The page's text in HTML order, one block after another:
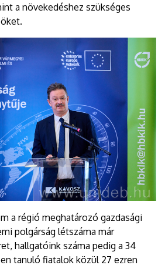
a növekedéshez szükséges
a régió meghatározó gazdasági
polgárság létszáma már
hallgatóink száma pedig a 34
tanuló fiatalok közül 27 ezren